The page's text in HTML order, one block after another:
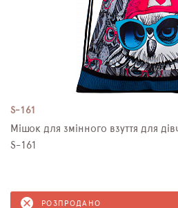
S-161
Мішок для змінного взуття для
S-161
РОЗПРОДАНО